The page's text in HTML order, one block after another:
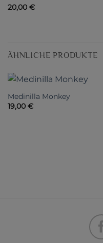
20,00 €
ÄHNLICHE PRODUKTE
Medinilla Monkey
19,00 €